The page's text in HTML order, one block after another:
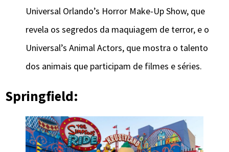
Universal Orlando’s Horror Make-Up Show, que
revela os segredos da maquiagem de terror, e o
Universal’s Animal Actors, que mostra o talento
dos animais que participam de filmes e séries.
Springfield: